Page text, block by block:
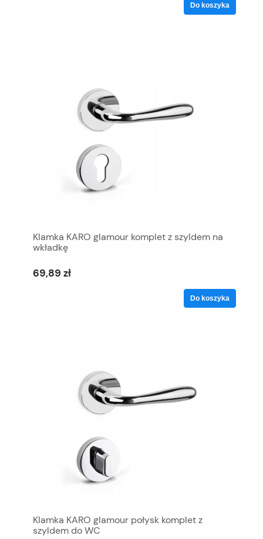
Do koszyka
Klamka KARO glamour komplet z szyldem na
wkładkę
69,89 zł
Do koszyka
Klamka KARO glamour połysk komplet z
szyldem do WC